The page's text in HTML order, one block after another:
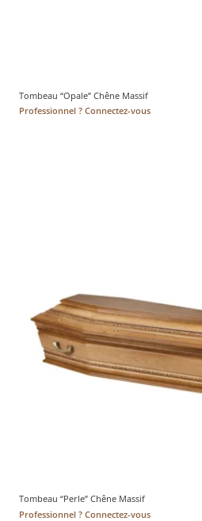
Tombeau “Opale” Chêne Massif
Professionnel ? Connectez-vous
Tombeau “Perle” Chêne Massif
Professionnel ? Connectez-vous